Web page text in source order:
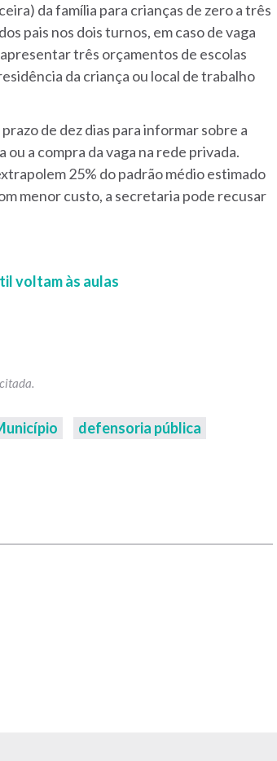
da família para crianças de zero a três
pais nos dois turnos, em caso de vaga
três orçamentos de escolas
da criança ou local de trabalho
de dez dias para informar sobre a
a compra da vaga na rede privada.
25% do padrão médio estimado
menor custo, a secretaria pode recusar
voltam às aulas
defensoria pública